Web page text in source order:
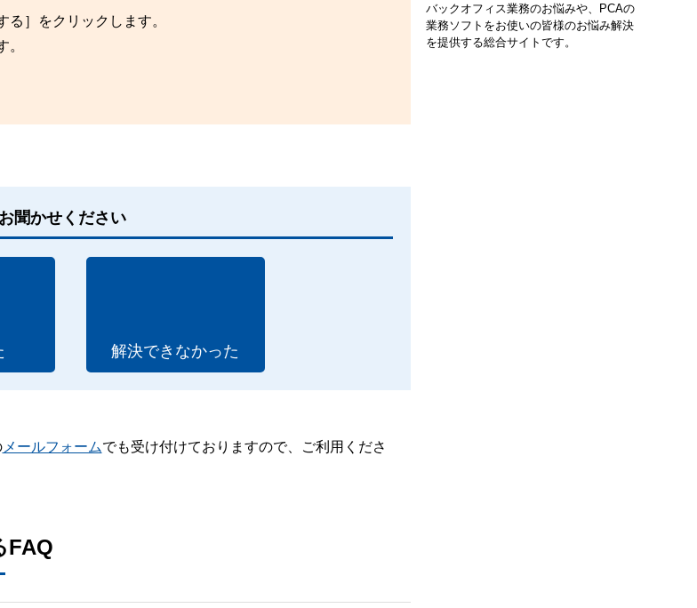
バックオフィス業務のお悩みや、PCAの
業務ソフトをお使いの皆様のお悩み解決
を提供する総合サイトです。
］をクリックします。
聞かせください
解決できなかった
メールフォームでも受け付けておりますので、ご利用くださ
FAQ